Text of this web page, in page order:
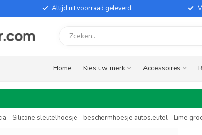
Altijd uit voorraad geleverd
Home Kies uw merk Accessoires
- Silicone sleutelhoesje - beschermhoesje autosleutel - Lime